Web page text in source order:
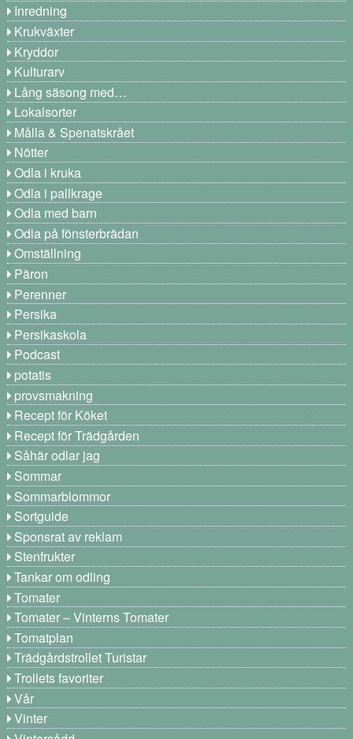
Inredning
Krukväxter
Kryddor
Kulturarv
Lång säsong med…
Lokalsorter
Målla & Spenatskrået
Nötter
Odla i kruka
Odla i pallkrage
Odla med barn
Odla på fönsterbrädan
Omställning
Päron
Perenner
Persika
Persikaskola
Podcast
potatis
provsmakning
Recept för Köket
Recept för Trädgården
Såhär odlar jag
Sommar
Sommarblommor
Sortguide
Sponsrat av reklam
Stenfrukter
Tankar om odling
Tomater
Tomater – Vinterns Tomater
Tomatplan
Trädgårdstrollet Turistar
Trollets favoriter
Vår
Vinter